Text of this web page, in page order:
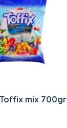
mix 700gr